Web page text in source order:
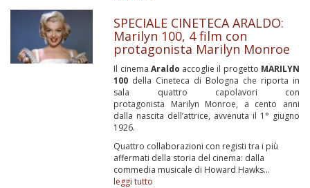
SPECIALE CINETECA ARALDO:
Marilyn 100, 4 film con
protagonista Marilyn Monroe
Il cinema Araldo accoglie il progetto MARILYN
100 della Cineteca di Bologna che riporta in
sala quattro capolavori con
protagonista Marilyn Monroe, a cento anni
dalla nascita dell’attrice, avvenuta il 1° giugno
1926.
Quattro collaborazioni con registi tra i più
affermati della storia del cinema: dalla
commedia musicale di Howard Hawks...
leggi tutto